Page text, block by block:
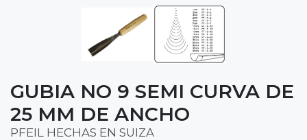
GUBIA NO 9 SEMI CURVA DE
25 MM DE ANCHO
PFEIL HECHAS EN SUIZA